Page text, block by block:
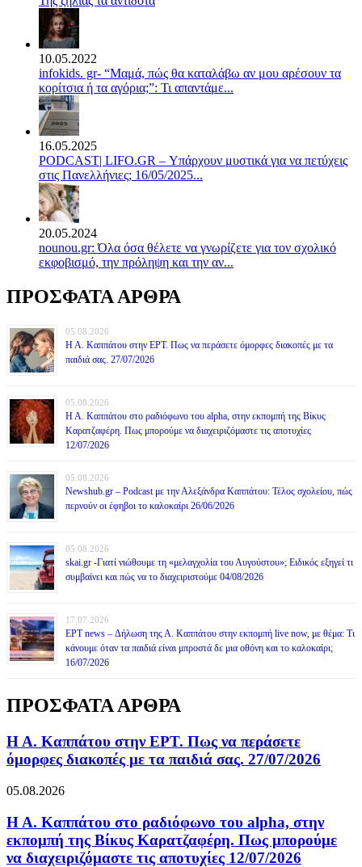
10.05.2022
infokids. gr- “Μαμά, πώς θα καταλάβω αν μου αρέσουν τα
κορίτσια ή τα αγόρια;”: Τι απαντάμε...
16.05.2025
PODCAST| LIFO.GR – Υπάρχουν μυστικά για να πετύχεις
στις Πανελλήνιες; 16/05/2025...
20.05.2024
nounou.gr: Όλα όσα θέλετε να γνωρίζετε για τον σχολικό
εκφοβισμό, την πρόληψη και την αν...
ΠΡΟΣΦΑΤΑ ΑΡΘΡΑ
05.08.2026
Η Α. Καππάτου στην ΕΡΤ. Πως να περάσετε όμορφες διακοπές με τα
παιδιά σας. 27/07/2026
05.08.2026
Η Α. Καππάτου στο ραδιόφωνο του alpha, στην εκπομπή της Βίκυς
Καρατζαφέρη. Πως μπορούμε να διαχειριζόμαστε τις αποτυχίες
12/07/2026
05.08.2026
Newshub.gr – Podcast με την Αλεξάνδρα Καππάτου: Τέλος σχολείου, πώς
περνούν οι έφηβοι το καλοκαίρι 26/06/2026
05.08.2026
skai.gr -Γιατί νιώθουμε τη «μελαγχολία του Αυγούστου»; Ειδικός εξηγεί τι
συμβαίνει και πώς να το διαχειριστούμε 04/08/2026
17.07.2026
ΕΡΤ news – Δήλωση της Α. Καππάτου στην εκπομπή live now, με θέμα: Τι
κάνουμε όταν τα παιδιά είναι μπροστά δε μια οθόνη και το καλοκαίρι;
16/07/2026
ΠΡΟΣΦΑΤΑ ΑΡΘΡΑ
Η Α. Καππάτου στην ΕΡΤ. Πως να περάσετε
όμορφες διακοπές με τα παιδιά σας. 27/07/2026
05.08.2026
Η Α. Καππάτου στο ραδιόφωνο του alpha, στην
εκπομπή της Βίκυς Καρατζαφέρη. Πως μπορούμε
να διαχειριζόμαστε τις αποτυχίες 12/07/2026